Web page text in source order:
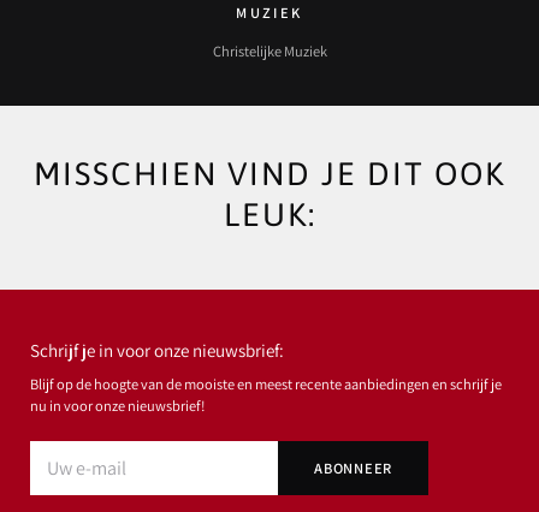
MUZIEK
Christelijke Muziek
MISSCHIEN VIND JE DIT OOK
LEUK:
Schrijf je in voor onze nieuwsbrief:
Blijf op de hoogte van de mooiste en meest recente aanbiedingen en schrijf je
nu in voor onze nieuwsbrief!